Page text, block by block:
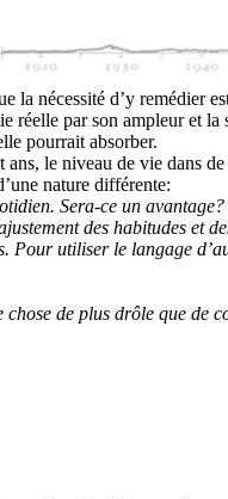
la nécessité d’y remédier
réelle par son ampleur et
pourrait absorber.
le niveau de vie dans
nature différente:
tidien. Sera-ce un
tement des habitudes et
Pour utiliser le langage
chose de plus drôle que de